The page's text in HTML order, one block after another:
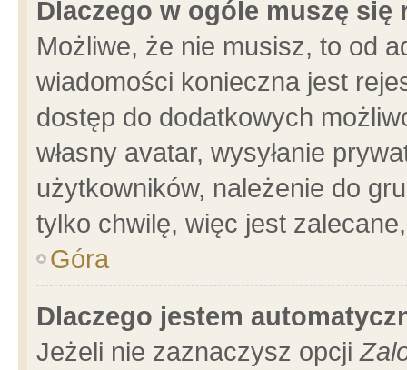
Dlaczego w ogóle muszę się
Możliwe, że nie musisz, to od
wiadomości konieczna jest
dostęp do dodatkowych
własny avatar, wysyłanie
użytkowników, należenie do
tylko chwilę, więc jest
Góra
Dlaczego jestem
Jeżeli nie zaznaczysz opcji